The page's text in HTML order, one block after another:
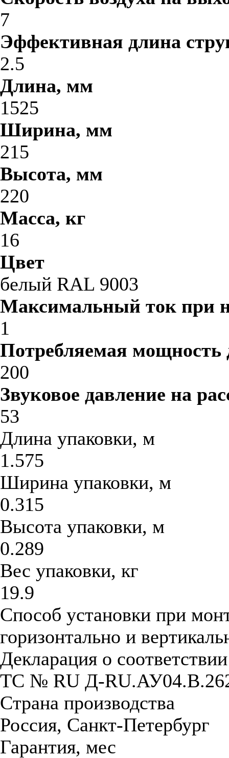
7
Эффективная длина
2.5
Длина, мм
1525
Ширина, мм
215
Высота, мм
220
Масса, кг
16
Цвет
белый RAL 9003
Максимальный ток при
1
Потребляемая мощность
200
Звуковое давление на
53
Длина упаковки, м
1.575
Ширина упаковки, м
0.315
Высота упаковки, м
0.289
Вес упаковки, кг
19.9
Способ установки при
горизонтально и
Декларация о
ТС № RU Д-
Страна производства
Россия, Санкт-Петербург
Гарантия, мес